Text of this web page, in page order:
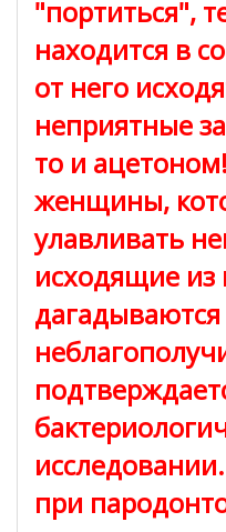
"портиться",
находится в
от него
неприятные
то и
женщины,
улавливать
исходящие
при